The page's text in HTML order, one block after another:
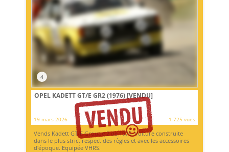
4
OPEL KADETT GT/E GR2 (1976)[VENDU]
19 mars 2026 1 725 vues
Vends Kadett GT/E Groupe 2 de 1976. Voiture construite
dans le plus strict respect des règles et avec les accessoires
d'époque. Equipée VHRS.